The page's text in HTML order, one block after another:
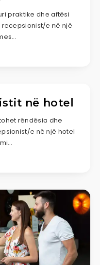
praktike dhe aftësi
e në një
në hotel
rëndësia dhe
e në një hotel